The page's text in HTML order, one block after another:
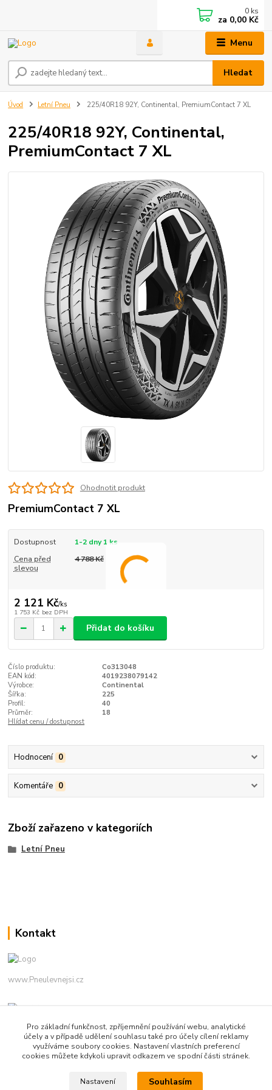
Menu
Hledat
0 ks
za 0,00 Kč
Úvod Letní Pneu 225/40R18 92Y, Continental, PremiumContact 7 XL
225/40R18 92Y, Continental,
PremiumContact 7 XL
Ohodnotit produkt
PremiumContact 7 XL
Dostupnost
1-2 dny 1 ks
Cena před
slevou
4 788 Kč
2 121 Kč/ks
1 753 Kč bez DPH
Přidat do košíku
Číslo produktu:
Co313048
EAN kód:
4019238079142
Výrobce:
Continental
Šířka:
225
Profil:
40
Průměr:
18
Hlídat cenu / dostupnost
Hodnocení 0
Komentáře 0
Zboží zařazeno v kategoriích
Letní Pneu
Kontakt
www.Pneulevnejsi.cz
info(a)pneulevnejsi.cz
Pro základní funkčnost, zpříjemnění používání webu, analytické
účely a v případě udělení souhlasu také pro účely cílení reklamy
využíváme soubory cookies. Nastavení vlastních preferencí
cookies můžete kdykoli upravit odkazem ve spodní části stránek.
Nastavení Souhlasím